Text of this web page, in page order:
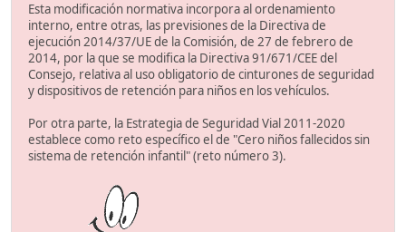
Esta modificación normativa incorpora al ordenamiento
interno, entre otras, las previsiones de la Directiva de
ejecución 2014/37/UE de la Comisión, de 27 de febrero de
2014, por la que se modifica la Directiva 91/671/CEE del
Consejo, relativa al uso obligatorio de cinturones de seguridad
y dispositivos de retención para niños en los vehículos.
Por otra parte, la Estrategia de Seguridad Vial 2011-2020
establece como reto específico el de "Cero niños fallecidos sin
sistema de retención infantil" (reto número 3).